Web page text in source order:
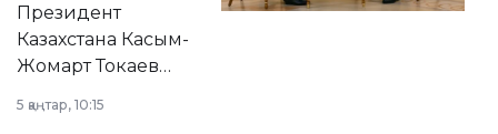
Президент
Казахстана Касым-
Жомарт Токаев
сразу несколько
5 қаңтар, 10:15